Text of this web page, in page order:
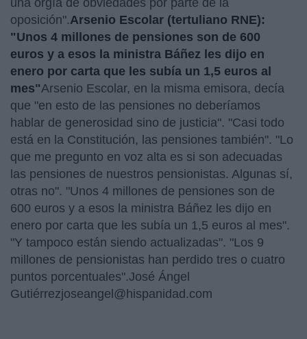
una orgía de obviedades por parte de la
oposición".Arsenio Escolar (tertuliano RNE):
"Unos 4 millones de pensiones son de 600
euros y a esos la ministra Báñez les dijo en
enero por carta que les subía un 1,5 euros al
mes"Arsenio Escolar, en la misma emisora, decía
que "en esto de las pensiones no deberíamos
hablar de generosidad sino de justicia". "Casi todo
está en la Constitución, las pensiones también". "Lo
que me pregunto en voz alta es si son adecuadas
las pensiones de nuestros pensionistas. Algunas sí,
otras no". "Unos 4 millones de pensiones son de
600 euros y a esos la ministra Báñez les dijo en
enero por carta que les subía un 1,5 euros al mes".
"Y tampoco están siendo actualizadas". "Los 9
millones de pensionistas han perdido tres o cuatro
puntos porcentuales".José Ángel
Gutiérrezjoseangel@hispanidad.com